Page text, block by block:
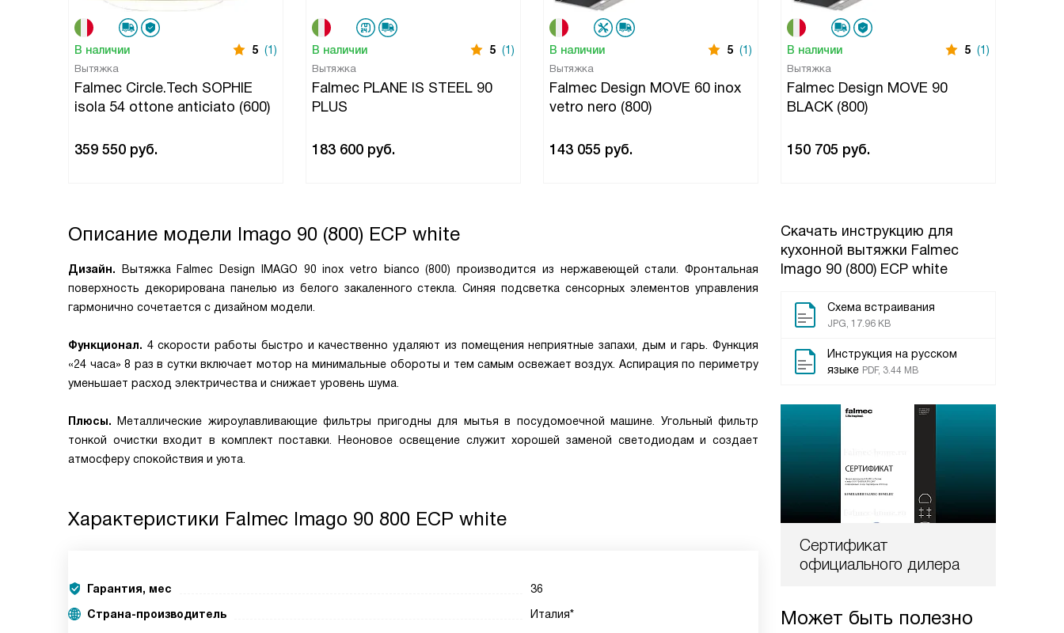
В наличии 5 (1)
Вытяжка
Falmec Circle.Tech SOPHIE
isola 54 ottone anticiato (600)
359 550 руб.
В наличии 5 (1)
Вытяжка
Falmec PLANE IS STEEL 90
PLUS
183 600 руб.
В наличии 5 (1)
Вытяжка
Falmec Design MOVE 60 inox
vetro nero (800)
143 055 руб.
В наличии 5 (1)
Вытяжка
Falmec Design MOVE 90
BLACK (800)
150 705 руб.
Скачать инструкцию для
кухонной вытяжки Falmec
Imago 90 (800) ECP white
Схема встраивания
JPG, 17.96 KB
Инструкция на русском
языке PDF, 3.44 MB
Сертификат
официального дилера
Может быть полезно
Описание модели Imago 90 (800) ECP white
Дизайн. Вытяжка Falmec Design IMAGO 90 inox vetro bianco (800) производится из нержавеющей стали. Фронтальная
поверхность декорирована панелью из белого закаленного стекла. Синяя подсветка сенсорных элементов управления
гармонично сочетается с дизайном модели.
Функционал. 4 скорости работы быстро и качественно удаляют из помещения неприятные запахи, дым и гарь. Функция
«24 часа» 8 раз в сутки включает мотор на минимальные обороты и тем самым освежает воздух. Аспирация по периметру
уменьшает расход электричества и снижает уровень шума.
Плюсы. Металлические жироулавливающие фильтры пригодны для мытья в посудомоечной машине. Угольный фильтр
тонкой очистки входит в комплект поставки. Неоновое освещение служит хорошей заменой светодиодам и создает
атмосферу спокойствия и уюта.
Характеристики Falmec Imago 90 800 ECP white
Гарантия, мес
36
Страна-производитель
Италия*